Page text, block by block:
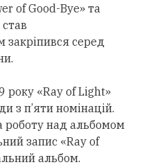
of Good-Bye» та
закріпився серед
року «Ray of Light»
з п’яти номінацій.
роботу над альбомом
запис «Ray of
альбом.